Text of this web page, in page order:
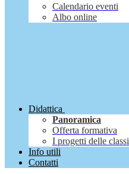
Calendario eventi
Albo online
Didattica
Panoramica
Offerta formativa
I progetti delle classi
Info utili
Contatti